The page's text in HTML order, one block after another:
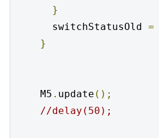
}
      switchStatusOld
=
}
    M5
. update ();
//delay(50);